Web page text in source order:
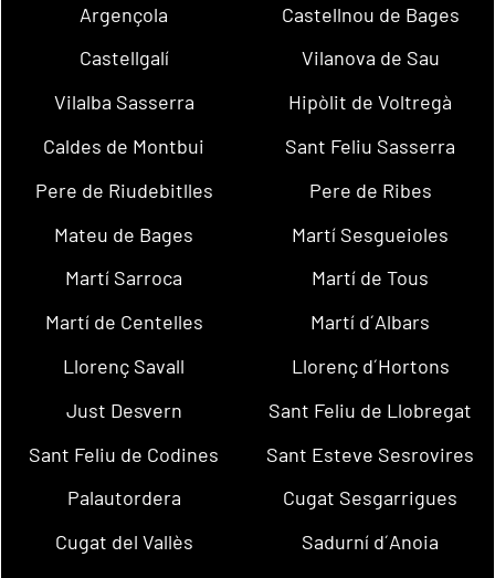
Argençola
Castellnou de Bages
Castellgalí
Vilanova de Sau
Vilalba Sasserra
Hipòlit de Voltregà
Caldes de Montbui
Sant Feliu Sasserra
Pere de Riudebitlles
Pere de Ribes
Mateu de Bages
Martí Sesgueioles
Martí Sarroca
Martí de Tous
Martí de Centelles
Martí d´Albars
Llorenç Savall
Llorenç d´Hortons
Just Desvern
Sant Feliu de Llobregat
Sant Feliu de Codines
Sant Esteve Sesrovires
Palautordera
Cugat Sesgarrigues
Cugat del Vallès
Sadurní d´Anoia